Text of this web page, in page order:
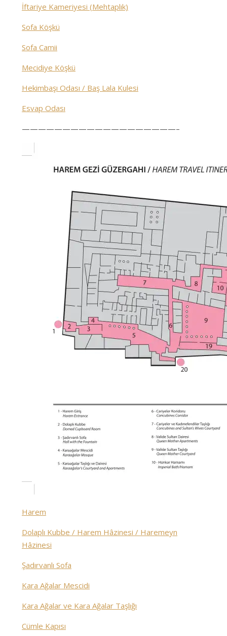
İftariye Kameriyesi (Mehtaplık)
Sofa Köşkü
Sofa Camii
Mecidiye Köşkü
Hekimbaşı Odası / Baş Lala Kulesi
Esvap Odası
———————————————————–
Harem
Dolaplı Kubbe / Harem Hâzinesi / Haremeyn
Hâzinesi
Şadırvanlı Sofa
Kara Ağalar Mescidi
Kara Ağalar ve Kara Ağalar Taşlığı
Cümle Kapısı